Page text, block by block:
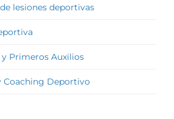
lesiones deportivas
Primeros Auxilios
Coaching Deportivo